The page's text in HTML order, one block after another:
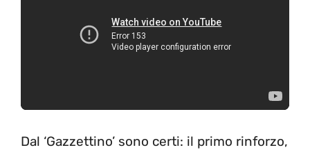
Dal ‘Gazzettino’ sono certi: il primo rinforzo,